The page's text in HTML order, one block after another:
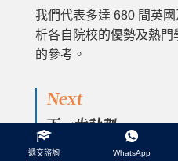
我們代表多達 680 間英
析各自院校的優勢及熱
的參考。
Next
下一步計劃
遞交諮詢 WhatsApp